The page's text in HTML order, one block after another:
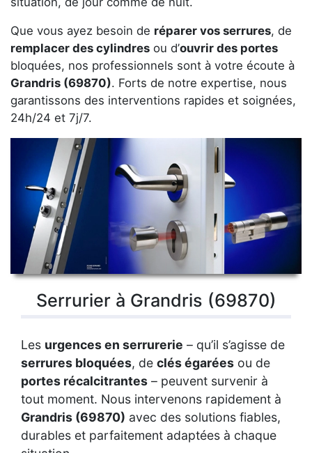
Que vous ayez besoin de réparer vos serrures, de
remplacer des cylindres ou d’ouvrir des portes
bloquées, nos professionnels sont à votre écoute à
Grandris (69870). Forts de notre expertise, nous
garantissons des interventions rapides et soignées,
24h/24 et 7j/7.
Serrurier à Grandris (69870)
Les urgences en serrurerie – qu’il s’agisse de
serrures bloquées, de clés égarées ou de
portes récalcitrantes – peuvent survenir à
tout moment. Nous intervenons rapidement à
Grandris (69870) avec des solutions fiables,
durables et parfaitement adaptées à chaque